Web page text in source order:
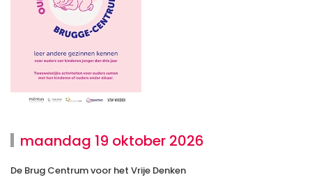
maandag 19 oktober 2026
De Brug Centrum voor het Vrije Denken